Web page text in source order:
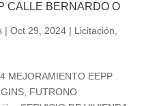
CALLE BERNARDO O
| Oct 29, 2024| Licitación
MEJORAMIENTO EEPP
FUTRONO